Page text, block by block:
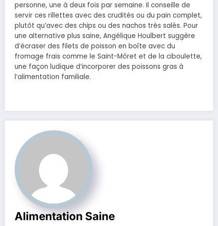
personne, une à deux fois par semaine. Il conseille de
servir ces rillettes avec des crudités ou du pain complet,
plutôt qu’avec des chips ou des nachos très salés. Pour
une alternative plus saine, Angélique Houlbert suggère
d’écraser des filets de poisson en boîte avec du
fromage frais comme le Saint-Môret et de la ciboulette,
une façon ludique d’incorporer des poissons gras à
l’alimentation familiale.
Alimentation Saine